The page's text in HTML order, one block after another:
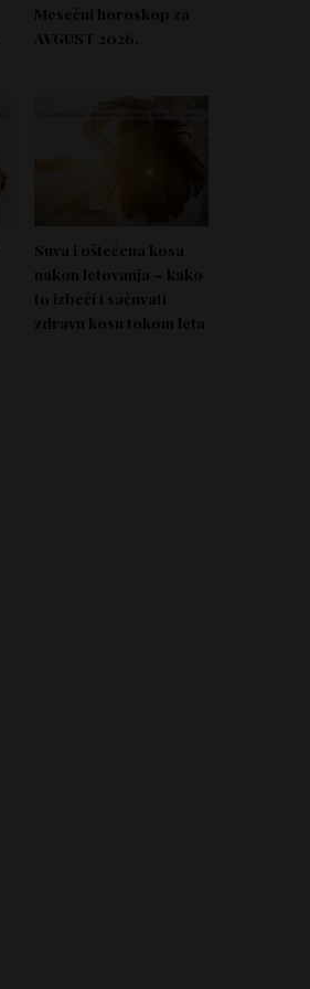
Mesečni horoskop za
AVGUST 2026.
Suva i oštećena kosa
nakon letovanja – kako
to izbeći i sačuvati
zdravu kosu tokom leta